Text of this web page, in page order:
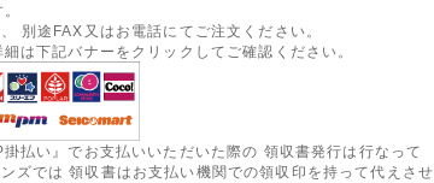
別途FAX又はお電話にてご注文ください。
は下記バナーをクリックしてご確認ください。
払い』でお支払いいただいた際の 領収書発行は行なって
ズでは 領収書はお支払い機関での領収印を持って代えさせ